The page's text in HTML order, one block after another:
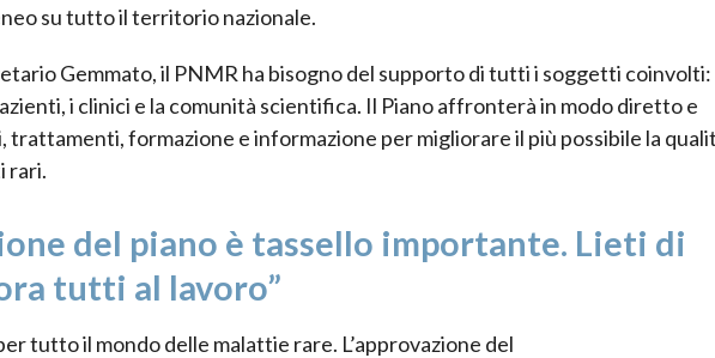
su tutto il territorio nazionale.
Gemmato, il PNMR ha bisogno del supporto di tutti i soggetti coinvolti:
i clinici e la comunità scientifica. Il Piano affronterà in modo diretto e
trattamenti, formazione e informazione per migliorare il più possibile la
rari.
del piano è tassello importante. Lieti di
tutti al lavoro”
tutto il mondo delle malattie rare. L’approvazione del